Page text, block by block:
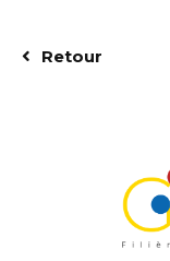
Retour